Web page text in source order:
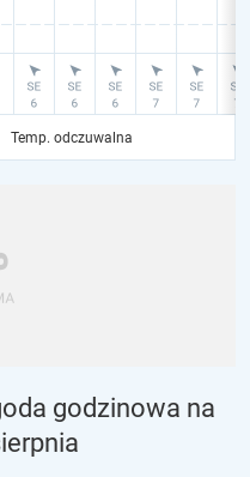
Temp. odczuwalna
godzinowa na